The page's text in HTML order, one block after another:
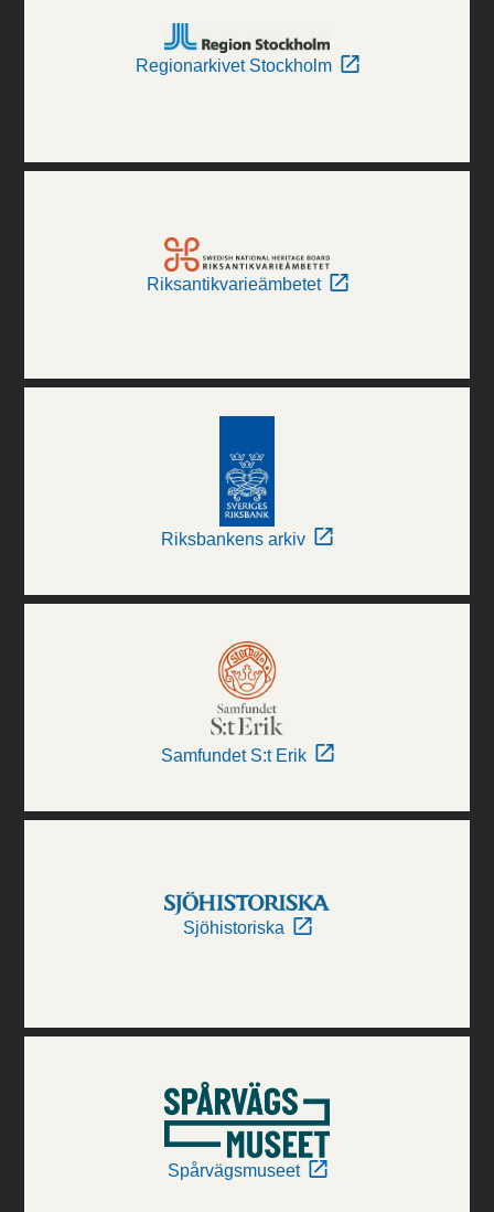
Regionarkivet Stockholm
Riksantikvarieämbetet
Riksbankens arkiv
Samfundet S:t Erik
Sjöhistoriska
Spårvägsmuseet